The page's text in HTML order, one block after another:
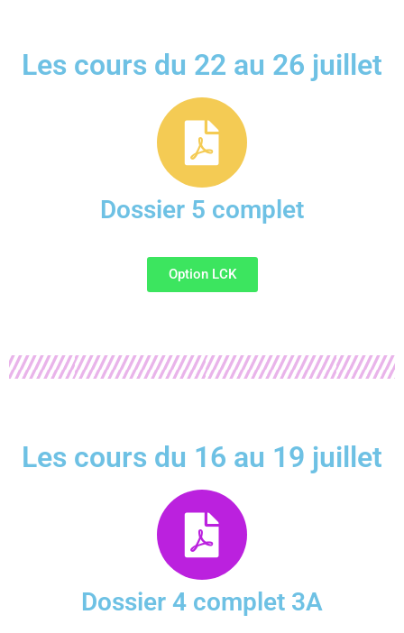
Les cours du 22 au 26 juillet
Dossier 5 complet
Option LCK
Les cours du 16 au 19 juillet
Dossier 4 complet 3A